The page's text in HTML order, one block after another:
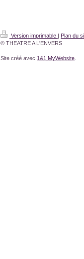
Version imprimable | Plan du
© THEATRE A L'ENVERS
Site créé avec 1&1 MyWebsite